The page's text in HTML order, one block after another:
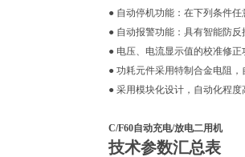
● 自动停机功能：在下列条件
● 自动报警功能：具有智能防
● 电压、电流显示值的校准修
● 功耗元件采用特制合金电阻
● 采用模块化设计，自动化程
C/F60自动充电/放电二用机
技术参数汇总表